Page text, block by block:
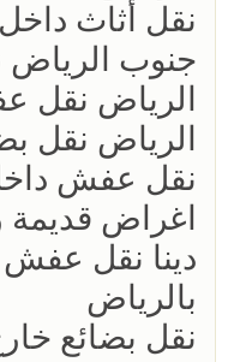
نقل أثاث
جنوب
الرياض
الرياض نقل
نقل عفش
اغراض
دينا نقل عفش
بالرياض
نقل بضائع